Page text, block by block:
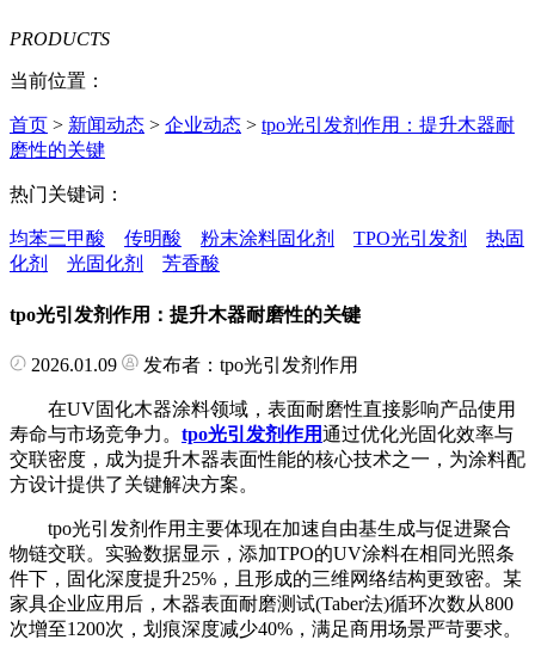
PRODUCTS
当前位置：
首页 > 新闻动态 > 企业动态 > tpo光引发剂作用：提升木器耐
磨性的关键
热门关键词：
均苯三甲酸 传明酸 粉末涂料固化剂 TPO光引发剂
热固
化剂
光固化剂 芳香酸
tpo光引发剂作用：提升木器耐磨性的关键
2026.01.09 发布者：tpo光引发剂作用
在UV固化木器涂料领域，表面耐磨性直接影响产品使用
寿命与市场竞争力。 tpo光引发剂作用通过优化光固化效率与
交联密度，成为提升木器表面性能的核心技术之一，为涂料配
方设计提供了关键解决方案。
tpo光引发剂作用主要体现在加速自由基生成与促进聚合
物链交联。实验数据显示，添加TPO的UV涂料在相同光照条
件下，固化深度提升25%，且形成的三维网络结构更致密。某
家具企业应用后，木器表面耐磨测试(Taber法)循环次数从800
次增至1200次，划痕深度减少40%，满足商用场景严苛要求。